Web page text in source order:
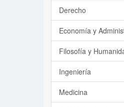
Derecho
Economía y
Filosofía y
Ingeniería
Medicina